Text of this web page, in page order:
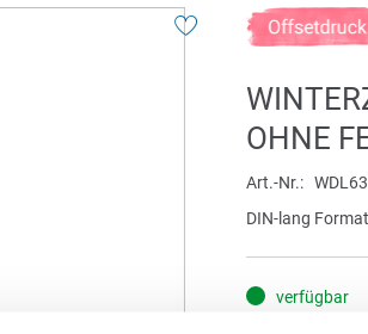
OHNE
Art.-Nr.
DIN-lang
verfügbar